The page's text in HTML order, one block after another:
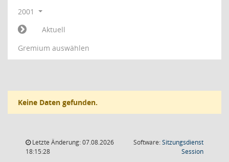
2001
Aktuell
Gremium auswählen
Keine Daten gefunden.
Letzte Änderung: 07.08.2026
18:15:28
Software:Sitzungsdienst
Session(Wird in